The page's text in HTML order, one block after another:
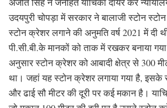
उदयपुरी चोपड़ा में सरकार ने बालाजी स्टोन
स्टोन क्रेशर लगाने की अनुमति वर्ष 2021 में दी
पी.सी.बी.के मानकों को ताक में रखकर बनाया
अनुसार स्टोन क्रेशर को आबादी क्षेत्र से 300
था। जहां यह स्टोन क्रेशर लगाया गया है, इसके
और ढाई सौ मीटर की दूरी पर कई मकान है।